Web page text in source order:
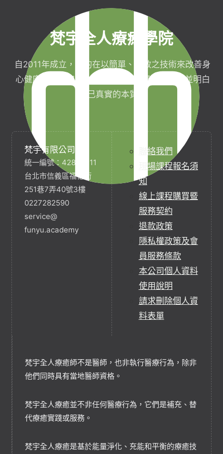
梵宇全人療癒學院
自2011年成立，目的在以簡單、有效之技術來改善身
心健康，協助完成生命目標與實現靈性生活，並明白
自己真實的本質。
梵宇有限公司
統一編號：42854211
台北市信義區福德街
251巷7弄40號3樓
0227282590
service@
funyu.academy
聯絡我們
現場課程報名須
知
線上課程購買暨
服務契約
退款政策
隱私權政策及會
員服務條款
本公司個人資料
使用說明
請求刪除個人資
料表單
梵宇全人療癒師不是醫師，也非執行醫療行為，除非
他們同時具有當地醫師資格。
梵宇全人療癒並不非任何醫療行為，它們是補充、替
代療癒實踐或服務。
梵宇全人療癒是基於能量淨化、充能和平衡的療癒技